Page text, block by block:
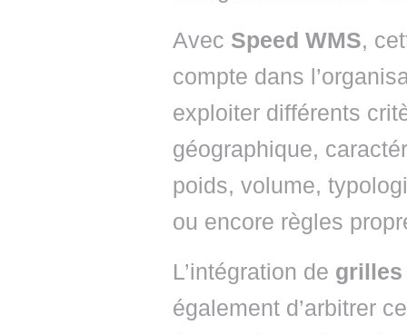
Avec Speed WMS,
compte dans
exploiter différents
géographique,
poids, volume,
ou encore règles
L’intégration de
également d’arbitrer